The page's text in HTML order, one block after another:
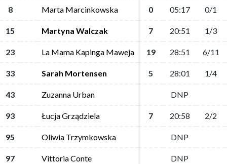
8 Marta Marcinkowska 0 05:17 0/1
15 Martyna Walczak 7 20:51 1/3
23 La Mama Kapinga Maweja 19 28:51 6/11
33 Sarah Mortensen 5 28:01 1/4
43 Zuzanna Urban DNP
93 Łucja Grządziela 7 20:58 2/2
95 Oliwia Trzymkowska DNP
97 Vittoria Conte DNP
8 Marta Marcinkowska 0 05:17 0/1
15 Martyna Walczak 7 20:51 1/3
23 La Mama Kapinga Maweja 19 28:51 6/11
33 Sarah Mortensen 5 28:01 1/4
43 Zuzanna Urban DNP
93 Łucja Grządziela 7 20:58 2/2
95 Oliwia Trzymkowska DNP
97 Vittoria Conte DNP